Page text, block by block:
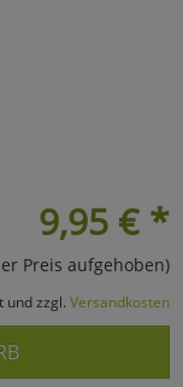
9,95 € *
Preis aufgehoben)
und zzgl. Versandkosten